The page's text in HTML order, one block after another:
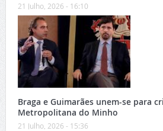
21 Julho, 2026 - 16:10
Braga e Guimarães unem-se para
Metropolitana do Minho
21 Julho, 2026 - 15:36